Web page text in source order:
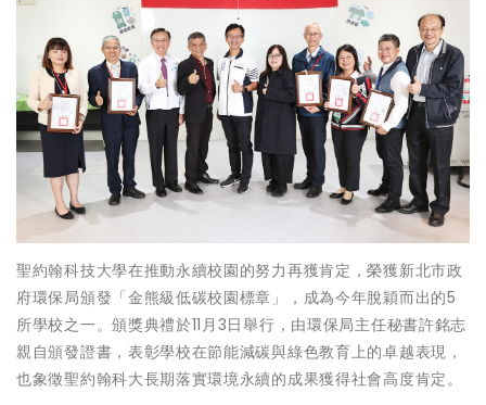
聖約翰科技大學在推動永續校園的努力再獲肯定，榮獲新北市政
府環保局頒發「金熊級低碳校園標章」，成為今年脫穎而出的5
所學校之一。頒獎典禮於11月3日舉行，由環保局主任秘書許銘志
親自頒發證書，表彰學校在節能減碳與綠色教育上的卓越表現，
也象徵聖約翰科大長期落實環境永續的成果獲得社會高度肯定。